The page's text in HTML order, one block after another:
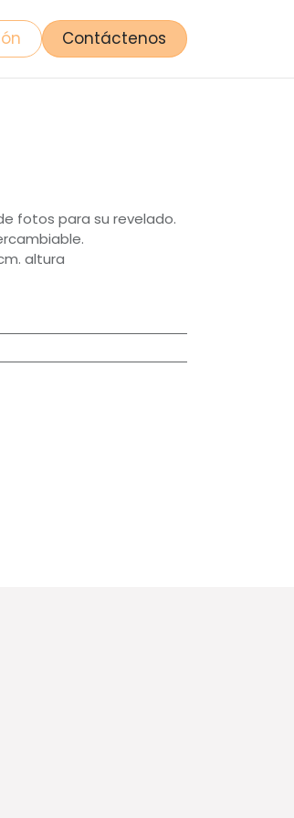
Contáctenos
fotos para su revelado.
altura